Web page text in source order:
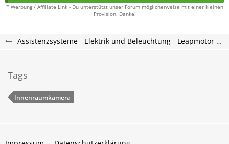
* Werbung / Affiliate Link - Du unterstützt unser Forum möglicherweise mit einer kleinen
Provision. Danke!
Assistenzsysteme - Elektrik und Beleuchtung - Leapmotor C10 Forum
Tags
Innenraumkamera